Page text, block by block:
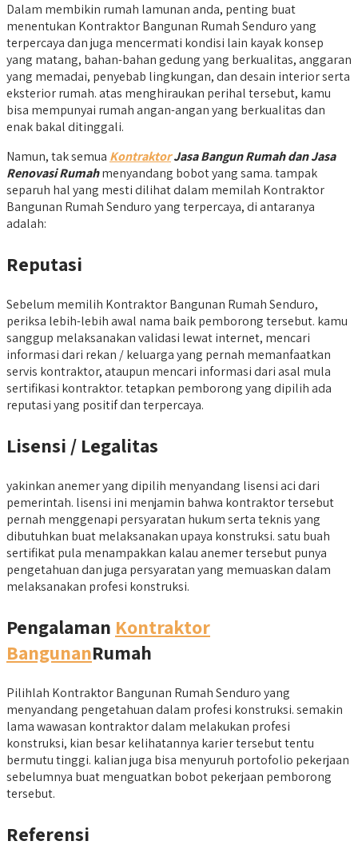
Dalam membikin rumah lamunan anda, penting buat
menentukan Kontraktor Bangunan Rumah Senduro yang
terpercaya dan juga mencermati kondisi lain kayak konsep
yang matang, bahan-bahan gedung yang berkualitas, anggaran
yang memadai, penyebab lingkungan, dan desain interior serta
eksterior rumah. atas menghiraukan perihal tersebut, kamu
bisa mempunyai rumah angan-angan yang berkualitas dan
enak bakal ditinggali.
Namun, tak semua KontraktorJasa Bangun Rumah dan Jasa
Renovasi Rumahmenyandang bobot yang sama. tampak
separuh hal yang mesti dilihat dalam memilah Kontraktor
Bangunan Rumah Senduro yang terpercaya, di antaranya
adalah:
Reputasi
Sebelum memilih Kontraktor Bangunan Rumah Senduro,
periksa lebih-lebih awal nama baik pemborong tersebut. kamu
sanggup melaksanakan validasi lewat internet, mencari
informasi dari rekan / keluarga yang pernah memanfaatkan
servis kontraktor, ataupun mencari informasi dari asal mula
sertifikasi kontraktor. tetapkan pemborong yang dipilih ada
reputasi yang positif dan terpercaya.
Lisensi / Legalitas
yakinkan anemer yang dipilih menyandang lisensi aci dari
pemerintah. lisensi ini menjamin bahwa kontraktor tersebut
pernah menggenapi persyaratan hukum serta teknis yang
dibutuhkan buat melaksanakan upaya konstruksi. satu buah
sertifikat pula menampakkan kalau anemer tersebut punya
pengetahuan dan juga persyaratan yang memuaskan dalam
melaksanakan profesi konstruksi.
Pengalaman Kontraktor
BangunanRumah
Pilihlah Kontraktor Bangunan Rumah Senduro yang
menyandang pengetahuan dalam profesi konstruksi. semakin
lama wawasan kontraktor dalam melakukan profesi
konstruksi, kian besar kelihatannya karier tersebut tentu
bermutu tinggi. kalian juga bisa menyuruh portofolio pekerjaan
sebelumnya buat menguatkan bobot pekerjaan pemborong
tersebut.
Referensi